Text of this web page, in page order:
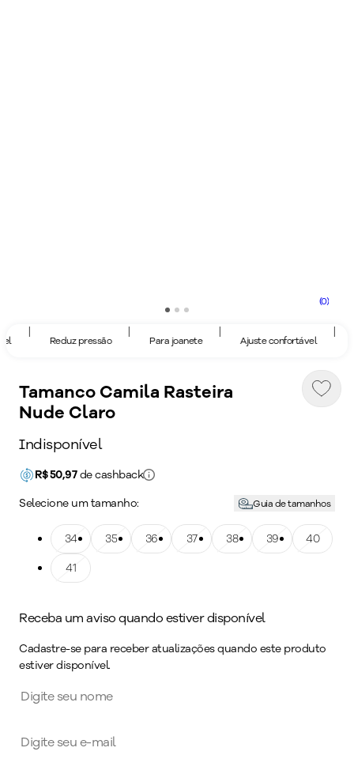
(0)
Reduz pressão
Para joanete
Ajuste confortável
Tamanco Camila Rasteira
Nude Claro
Indisponível
R$50,97de cashback
Selecione um tamanho:
Guia de tamanhos
Tamanho: 34
34Tamanho: 35
35Tamanho: 36
36Tamanho: 37
37Tamanho: 38
38Tamanho: 39
39Tamanho: 40
40
Tamanho: 41
41
Receba um aviso quando estiver disponível
Cadastre-se para receber atualizações quando este produto
estiver disponível.